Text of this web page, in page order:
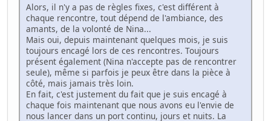
Alors, il n'y a pas de règles fixes, c'est différent à
chaque rencontre, tout dépend de l'ambiance, des
amants, de la volonté de Nina...
Mais oui, depuis maintenant quelques mois, je suis
toujours encagé lors de ces rencontres. Toujours
présent également (Nina n'accepte pas de rencontrer
seule), même si parfois je peux être dans la pièce à
côté, mais jamais très loin.
En fait, c'est justement du fait que je suis encagé à
chaque fois maintenant que nous avons eu l'envie de
nous lancer dans un port continu, jours et nuits. La